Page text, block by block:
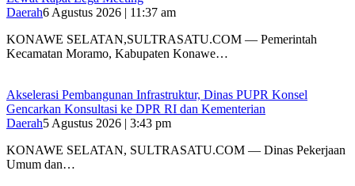
Daerah6 Agustus 2026 | 11:37 am
KONAWE SELATAN,SULTRASATU.COM — Pemerintah
Kecamatan Moramo, Kabupaten Konawe…
Akselerasi Pembangunan Infrastruktur, Dinas PUPR Konsel
Gencarkan Konsultasi ke DPR RI dan Kementerian
Daerah5 Agustus 2026 | 3:43 pm
KONAWE SELATAN, SULTRASATU.COM — Dinas Pekerjaan
Umum dan…